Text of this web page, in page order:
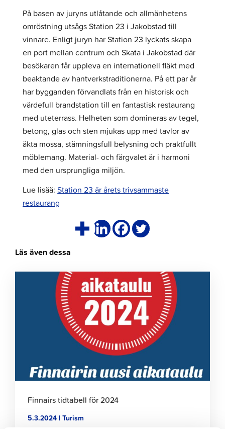
På basen av juryns utlåtande och allmänhetens
omröstning utsågs Station 23 i Jakobstad till
vinnare. Enligt juryn har Station 23 lyckats skapa
en port mellan centrum och Skata i Jakobstad där
besökaren får uppleva en internationell fläkt med
beaktande av hantverkstraditionerna. På ett par år
har bygganden förvandlats från en historisk och
värdefull brandstation till en fantastisk restaurang
med uteterrass. Helheten som domineras av tegel,
betong, glas och sten mjukas upp med tavlor av
äkta mossa, stämningsfull belysning och praktfullt
möblemang. Material- och färgvalet är i harmoni
med den ursprungliga miljön.
Lue lisää: Station 23 är årets trivsammaste
restaurang
Läs även dessa
Finnairs tidtabell för 2024
5.3.2024 | Turism